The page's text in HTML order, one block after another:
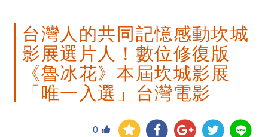
共
感
台灣人的共同記憶感動坎城
影展選片人！數位修復版
《魯冰花》本屆坎城影展
「唯一入選」台灣電影
0